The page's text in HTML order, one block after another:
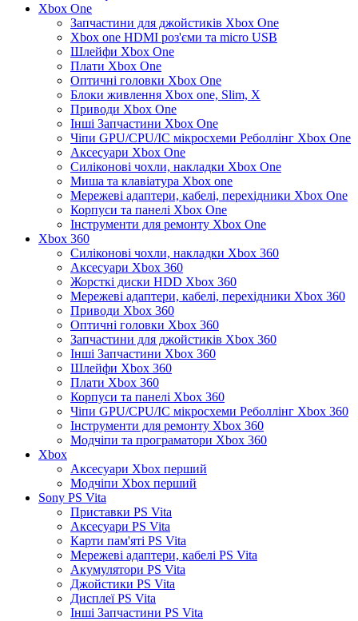
Xbox One
Запчастини для джойстиків Xbox One
Xbox one HDMI роз'єми та micro USB
Шлейфи Xbox One
Плати Xbox One
Оптичні головки Xbox One
Блоки живлення Xbox one, Slim, X
Приводи Xbox One
Інші Запчастини Xbox One
Чіпи GPU/CPU/IC мікросхеми Реболлінг Xbox One
Аксесуари Xbox One
Силіконові чохли, накладки Xbox One
Миша та клавіатура Xbox one
Мережеві адаптери, кабелі, перехідники Xbox One
Корпуси та панелі Xbox One
Інструменти для ремонту Xbox One
Xbox 360
Силіконові чохли, накладки Xbox 360
Аксесуари Xbox 360
Жорсткі диски HDD Xbox 360
Мережеві адаптери, кабелі, перехідники Xbox 360
Приводи Xbox 360
Оптичні головки Xbox 360
Запчастини для джойстиків Xbox 360
Інші Запчастини Xbox 360
Шлейфи Xbox 360
Плати Xbox 360
Корпуси та панелі Xbox 360
Чіпи GPU/CPU/IC мікросхеми Реболлінг Xbox 360
Інструменти для ремонту Xbox 360
Модчіпи та програматори Xbox 360
Xbox
Аксесуари Xbox перший
Модчіпи Xbox перший
Sony PS Vita
Приставки PS Vita
Аксесуари PS Vita
Карти пам'яті PS Vita
Мережеві адаптери, кабелі PS Vita
Акумулятори PS Vita
Джойстики PS Vita
Дисплеї PS Vita
Інші Запчастини PS Vita